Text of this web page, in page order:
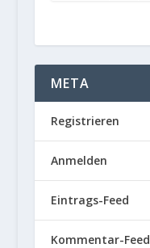
META
Registrieren
Anmelden
Eintrags-Feed
Kommentar-Feed